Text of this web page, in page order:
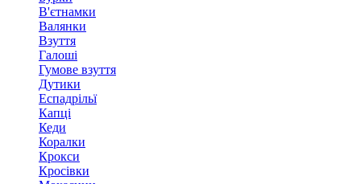
В'єтнамки
Валянки
Взуття
Галоші
Гумове взуття
Дутики
Еспадрільї
Капці
Кеди
Коралки
Крокси
Кросівки